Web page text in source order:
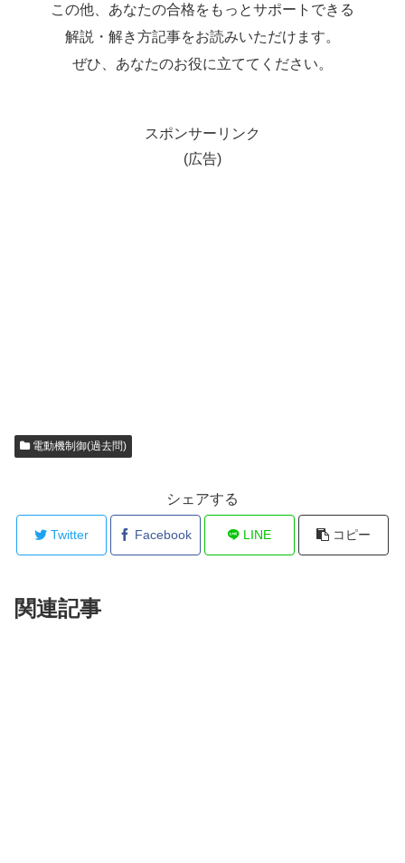
この他、あなたの合格をもっとサポートできる
解説・解き方記事をお読みいただけます。
ぜひ、あなたのお役に立ててください。
スポンサーリンク
(広告)
電動機制御(過去問)
シェアする
Twitter Facebook LINE コピー
関連記事